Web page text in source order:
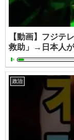
【動画】フジテ
救助」→日本人
政治